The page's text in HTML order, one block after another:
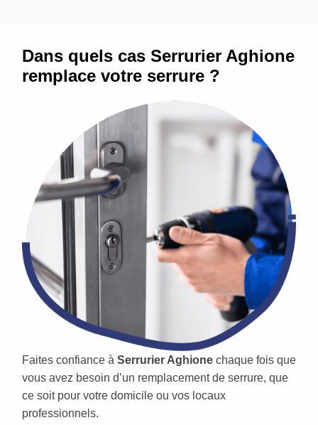
Dans quels cas Serrurier Aghione
remplace votre serrure ?
Faites confiance à Serrurier Aghione chaque fois que
vous avez besoin d’un remplacement de serrure, que
ce soit pour votre domicile ou vos locaux
professionnels.